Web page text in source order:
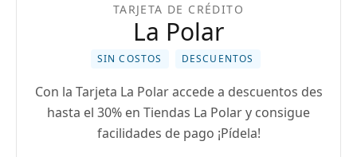
TARJETA DE CRÉDITO
La Polar
SIN COSTOS DESCUENTOS
Con la Tarjeta La Polar accede a descuentos des
hasta el 30% en Tiendas La Polar y consigue
facilidades de pago ¡Pídela!